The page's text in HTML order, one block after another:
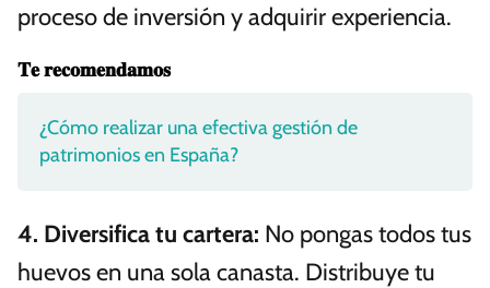
proceso de inversión y adquirir experiencia.
𝐓𝐞 𝐫𝐞𝐜𝐨𝐦𝐞𝐧𝐝𝐚𝐦𝐨𝐬
¿Cómo realizar una efectiva gestión de
patrimonios en España?
4. Diversifica tu cartera: No pongas todos tus
huevos en una sola canasta. Distribuye tu